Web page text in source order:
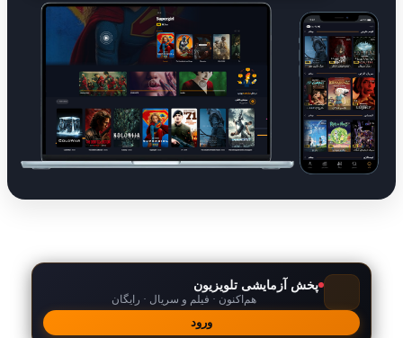
پخش آزمایشی تلویزیون
هم‌اکنون · فیلم و سریال · رایگان